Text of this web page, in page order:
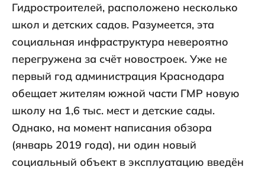
Гидростроителей, расположено несколько
школ и детских садов. Разумеется, эта
социальная инфраструктура невероятно
перегружена за счёт новостроек. Уже не
первый год администрация Краснодара
обещает жителям южной части ГМР новую
школу на 1,6 тыс. мест и детские сады.
Однако, на момент написания обзора
(январь 2019 года), ни один новый
социальный объект в эксплуатацию введён